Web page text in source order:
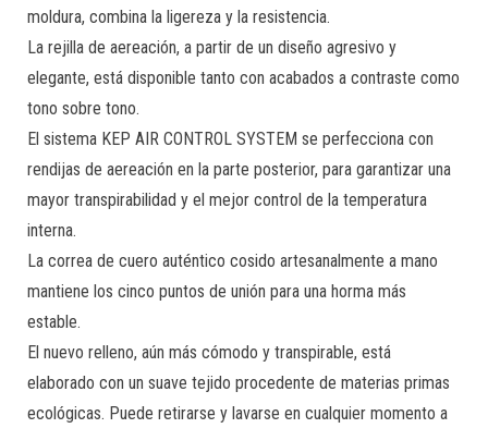
moldura, combina la ligereza y la resistencia.
La rejilla de aereación, a partir de un diseño agresivo y
elegante, está disponible tanto con acabados a contraste como
tono sobre tono.
El sistema KEP AIR CONTROL SYSTEM se perfecciona con
rendijas de aereación en la parte posterior, para garantizar una
mayor transpirabilidad y el mejor control de la temperatura
interna.
La correa de cuero auténtico cosido artesanalmente a mano
mantiene los cinco puntos de unión para una horma más
estable.
El nuevo relleno, aún más cómodo y transpirable, está
elaborado con un suave tejido procedente de materias primas
ecológicas. Puede retirarse y lavarse en cualquier momento a